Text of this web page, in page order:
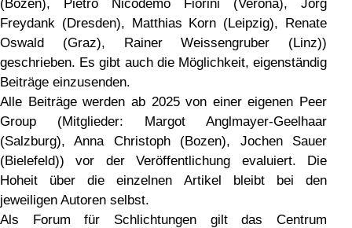
(Bozen), Pietro Nicodemo Fiorini (Verona), Jörg
Freydank (Dresden), Matthias Korn (Leipzig), Renate
Oswald (Graz), Rainer Weissengruber (Linz))
geschrieben. Es gibt auch die Möglichkeit, eigenständig
Beiträge einzusenden.
Alle Beiträge werden ab 2025 von einer eigenen Peer
Group (Mitglieder: Margot Anglmayer-Geelhaar
(Salzburg), Anna Christoph (Bozen), Jochen Sauer
(Bielefeld)) vor der Veröffentlichung evaluiert. Die
Hoheit über die einzelnen Artikel bleibt bei den
jeweiligen Autoren selbst.
Als Forum für Schlichtungen gilt das Centrum